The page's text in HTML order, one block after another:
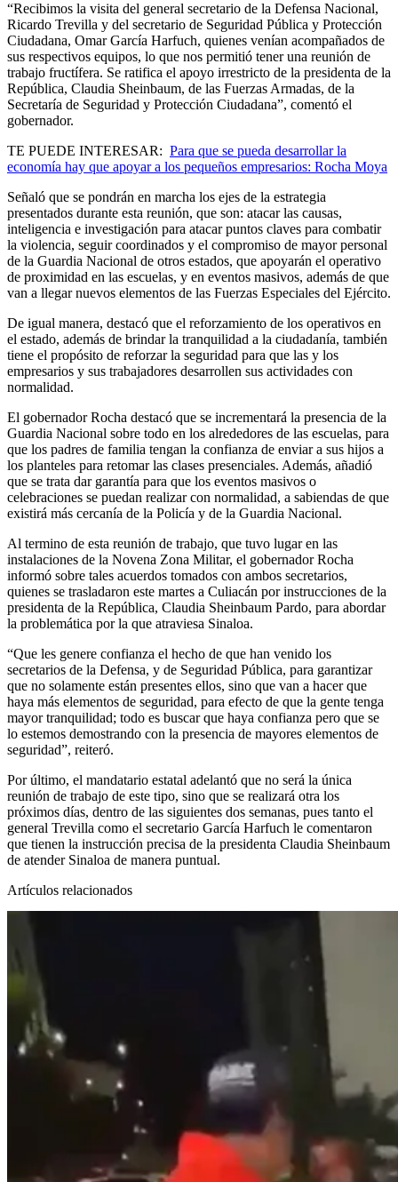
“Recibimos la visita del general secretario de la Defensa Nacional,
Ricardo Trevilla y del secretario de Seguridad Pública y Protección
Ciudadana, Omar García Harfuch, quienes venían acompañados de
sus respectivos equipos, lo que nos permitió tener una reunión de
trabajo fructífera. Se ratifica el apoyo irrestricto de la presidenta de la
República, Claudia Sheinbaum, de las Fuerzas Armadas, de la
Secretaría de Seguridad y Protección Ciudadana”, comentó el
gobernador.
TE PUEDE INTERESAR: Para que se pueda desarrollar la
economía hay que apoyar a los pequeños empresarios: Rocha Moya
Señaló que se pondrán en marcha los ejes de la estrategia
presentados durante esta reunión, que son: atacar las causas,
inteligencia e investigación para atacar puntos claves para combatir
la violencia, seguir coordinados y el compromiso de mayor personal
de la Guardia Nacional de otros estados, que apoyarán el operativo
de proximidad en las escuelas, y en eventos masivos, además de que
van a llegar nuevos elementos de las Fuerzas Especiales del Ejército.
De igual manera, destacó que el reforzamiento de los operativos en
el estado, además de brindar la tranquilidad a la ciudadanía, también
tiene el propósito de reforzar la seguridad para que las y los
empresarios y sus trabajadores desarrollen sus actividades con
normalidad.
El gobernador Rocha destacó que se incrementará la presencia de la
Guardia Nacional sobre todo en los alrededores de las escuelas, para
que los padres de familia tengan la confianza de enviar a sus hijos a
los planteles para retomar las clases presenciales. Además, añadió
que se trata dar garantía para que los eventos masivos o
celebraciones se puedan realizar con normalidad, a sabiendas de que
existirá más cercanía de la Policía y de la Guardia Nacional.
Al termino de esta reunión de trabajo, que tuvo lugar en las
instalaciones de la Novena Zona Militar, el gobernador Rocha
informó sobre tales acuerdos tomados con ambos secretarios,
quienes se trasladaron este martes a Culiacán por instrucciones de la
presidenta de la República, Claudia Sheinbaum Pardo, para abordar
la problemática por la que atraviesa Sinaloa.
“Que les genere confianza el hecho de que han venido los
secretarios de la Defensa, y de Seguridad Pública, para garantizar
que no solamente están presentes ellos, sino que van a hacer que
haya más elementos de seguridad, para efecto de que la gente tenga
mayor tranquilidad; todo es buscar que haya confianza pero que se
lo estemos demostrando con la presencia de mayores elementos de
seguridad”, reiteró.
Por último, el mandatario estatal adelantó que no será la única
reunión de trabajo de este tipo, sino que se realizará otra los
próximos días, dentro de las siguientes dos semanas, pues tanto el
general Trevilla como el secretario García Harfuch le comentaron
que tienen la instrucción precisa de la presidenta Claudia Sheinbaum
de atender Sinaloa de manera puntual.
Artículos relacionados